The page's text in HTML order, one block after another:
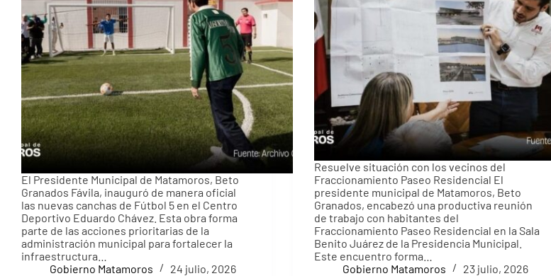
El Presidente Municipal de Matamoros, Beto
Granados Fávila, inauguró de manera oficial
las nuevas canchas de Fútbol 5 en el Centro
Deportivo Eduardo Chávez. Esta obra forma
parte de las acciones prioritarias de la
administración municipal para fortalecer la
infraestructura…
Gobierno Matamoros
24 julio, 2026
Resuelve situación con los vecinos del
Fraccionamiento Paseo Residencial El
presidente municipal de Matamoros, Beto
Granados, encabezó una productiva reunión
de trabajo con habitantes del
Fraccionamiento Paseo Residencial en la Sala
Benito Juárez de la Presidencia Municipal.
Este encuentro forma…
Gobierno Matamoros
23 julio, 2026